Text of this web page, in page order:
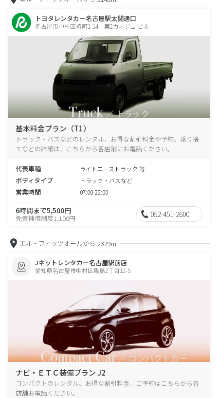
トヨタレンタカー名古屋駅太閤通口
名古屋市中村区椿町1-14 第2カネジュ-ビル
基本料金プラン（T1）
トラック・バスなどのレンタル、お得な割引料金や予約、乗り捨
てなどの詳細は、こちらから各店舗にお電話ください。
代表車種 ライトエーストラック 等
ボディタイプ トラック・バスなど
営業時間 07:00-22:00
6時間まで5,500円
免責補償制度1,100円 052-451-2600
エル・フィッツオールから 2329m
Jネットレンタカー名古屋駅前店
愛知県名古屋市中村区亀島2丁目12-5
ナビ・ＥＴＣ装備プラン J2
コンパクトのレンタル、お得な割引料金、ご予約はこちらから各
店舗お電話ください。